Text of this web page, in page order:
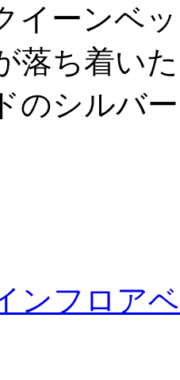
イーンベ
落ち着い
のシルバ
ンフロア